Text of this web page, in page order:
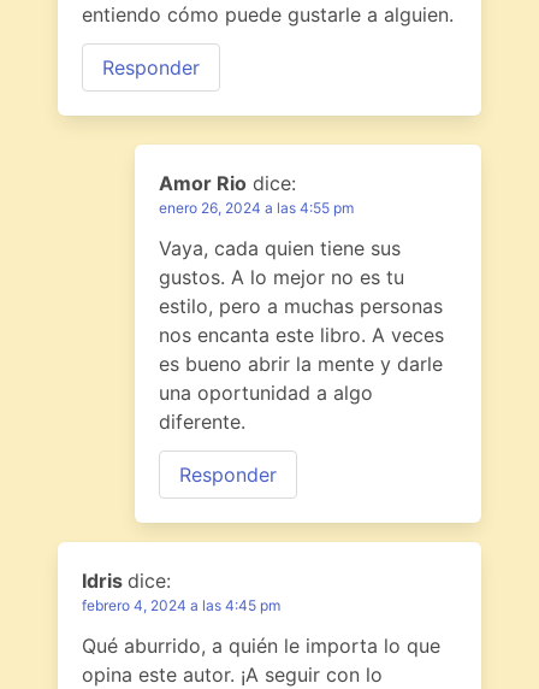
entiendo cómo puede gustarle a alguien.
Responder
Amor Rio dice:
enero 26, 2024 a las 4:55 pm
Vaya, cada quien tiene sus
gustos. A lo mejor no es tu
estilo, pero a muchas personas
nos encanta este libro. A veces
es bueno abrir la mente y darle
una oportunidad a algo
diferente.
Responder
Idris dice:
febrero 4, 2024 a las 4:45 pm
Qué aburrido, a quién le importa lo que
opina este autor. ¡A seguir con lo